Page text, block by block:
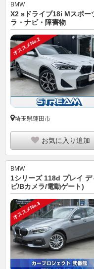
BMW
X2 sドライブ18i Mスポー
ラ・ナビ・障害物
オススメNo.2
埼玉県蓮田市
お気に入り追加
BMW
1シリーズ 118d プレイ
ビ/Bカメラ/電動ゲート)
オススメNo.3